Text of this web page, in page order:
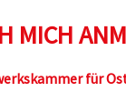
MICH
für